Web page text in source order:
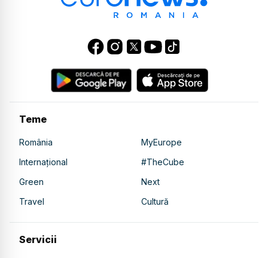
Teme
România
MyEurope
Internațional
#TheCube
Green
Next
Travel
Cultură
Servicii